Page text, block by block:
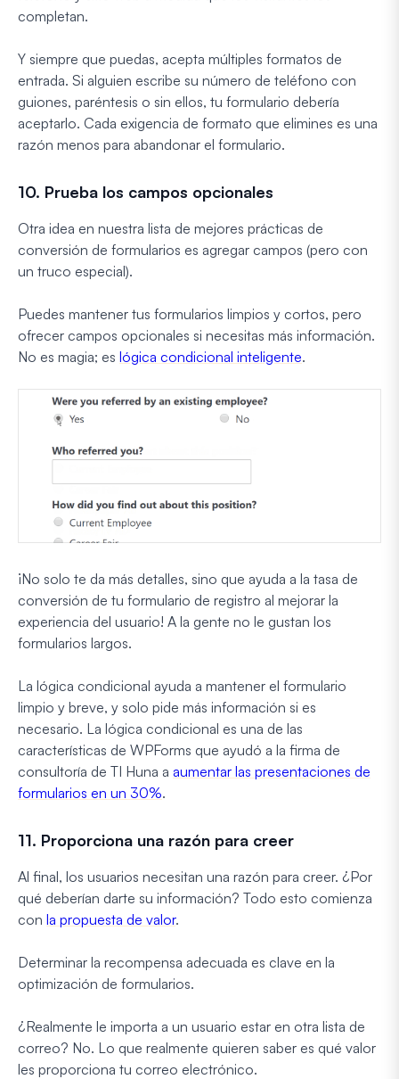
completan.
Y siempre que puedas, acepta múltiples formatos de
entrada. Si alguien escribe su número de teléfono con
guiones, paréntesis o sin ellos, tu formulario debería
aceptarlo. Cada exigencia de formato que elimines es una
razón menos para abandonar el formulario.
10. Prueba los campos opcionales
Otra idea en nuestra lista de mejores prácticas de
conversión de formularios es agregar campos (pero con
un truco especial).
Puedes mantener tus formularios limpios y cortos, pero
ofrecer campos opcionales si necesitas más información.
No es magia; es lógica condicional inteligente.
¡No solo te da más detalles, sino que ayuda a la tasa de
conversión de tu formulario de registro al mejorar la
experiencia del usuario! A la gente no le gustan los
formularios largos.
La lógica condicional ayuda a mantener el formulario
limpio y breve, y solo pide más información si es
necesario. La lógica condicional es una de las
características de WPForms que ayudó a la firma de
consultoría de TI Huna a aumentar las presentaciones de
formularios en un 30%.
11. Proporciona una razón para creer
Al final, los usuarios necesitan una razón para creer. ¿Por
qué deberían darte su información? Todo esto comienza
con la propuesta de valor.
Determinar la recompensa adecuada es clave en la
optimización de formularios.
¿Realmente le importa a un usuario estar en otra lista de
correo? No. Lo que realmente quieren saber es qué valor
les proporciona tu correo electrónico.